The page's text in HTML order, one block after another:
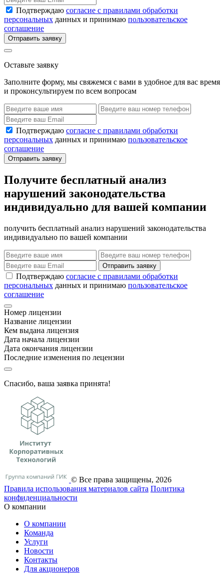
Подтверждаю согласие с правилами обработки
персональных данных и принимаю пользовательское
соглашение
Отправить заявку
Оставьте заявку
Заполните форму, мы свяжемся с вами в удобное для вас время
и проконсультируем по всем вопросам
Подтверждаю согласие с правилами обработки
персональных данных и принимаю пользовательское
соглашение
Отправить заявку
Получите бесплатный анализ
нарушений законодательства
индивидуально для вашей компании
получить бесплатный анализ нарушений законодательства
индивидуально по вашей компании
Отправить заявку
Подтверждаю согласие с правилами обработки
персональных данных и принимаю пользовательское
соглашение
Номер лицензии
Название лицензии
Кем выдана лицензия
Дата начала лицензии
Дата окончания лицензии
Последние изменения по лецензии
Спасибо, ваша заявка принята!
© Все права защищены, 2026
Правила использования материалов сайта Политика
конфиденциальности
О компании
О компании
Команда
Услуги
Новости
Контакты
Для акционеров